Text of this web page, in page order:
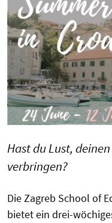
Hast du Lust,
verbringen?
Die Zagreb School of
bietet ein drei-